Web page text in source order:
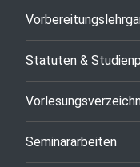
Statuten &
Seminararbeiten